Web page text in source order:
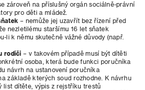
zároveň na příslušný orgán sociálně-právní
pro děti a mládež.
– nemůže jej uzavřít bez řízení před
nezletilému staršímu 16 let sňatek
li k němu skutečně vážné důvody (např.
rodiči – v takovém případě musí být dítěti
osoba, která bude funkci poručníka
návrh na ustanovení poručníka
základě kterých soud rozhodne. K návrhu
list dítěte, výpis z rejstříku trestů